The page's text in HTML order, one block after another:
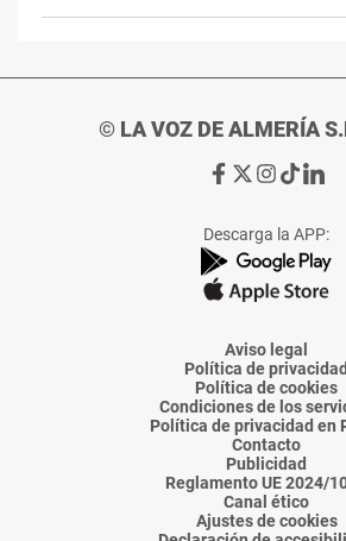
© LA VOZ DE ALMERÍA
Ir
de
La
Voz
Almería
Ir
de
La
Voz
Almería
Ir
de
La
Voz
Almería
Ir
de
La
Voz
Ir
de
La
Voz
Descarga la APP:
Aviso legal
Política de privacidad
Política de cookies
Condiciones de los
Política de privacidad en
Contacto
Publicidad
Reglamento UE 2024/
Canal ético
Ajustes de cookies